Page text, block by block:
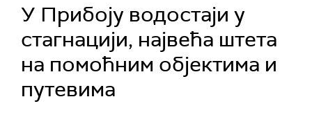
У Прибоју водостаји у
стагнацији, највећа штета
на помоћним објектима и
путевима